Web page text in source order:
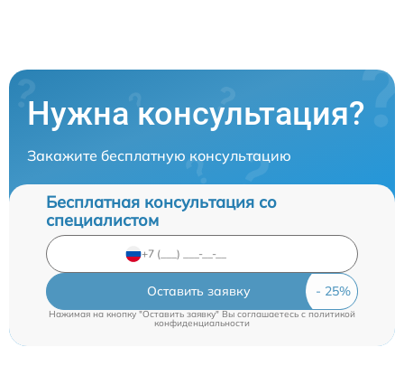
Нужна консультация?
Закажите бесплатную консультацию
Бесплатная консультация со
специалистом
Оставить заявку
Нажимая на кнопку "Оставить заявку" Вы соглашаетесь cполитикой
конфиденциальности